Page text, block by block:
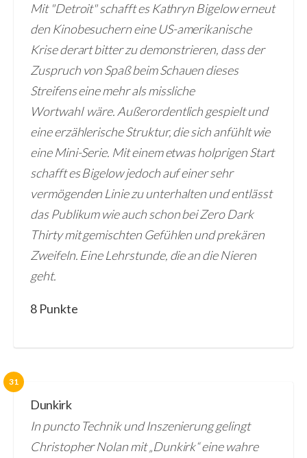
Mit "Detroit" schafft es Kathryn Bigelow erneut
den Kinobesuchern eine US-amerikanische
Krise derart bitter zu demonstrieren, dass der
Zuspruch von Spaß beim Schauen dieses
Streifens eine mehr als missliche
Wortwahl wäre. Außerordentlich gespielt und
eine erzählerische Struktur, die sich anfühlt wie
eine Mini-Serie. Mit einem etwas holprigen Start
schafft es Bigelow jedoch auf einer sehr
vermögenden Linie zu unterhalten und entlässt
das Publikum wie auch schon bei Zero Dark
Thirty mit gemischten Gefühlen und prekären
Zweifeln. Eine Lehrstunde, die an die Nieren
geht.
8 Punkte
31
Dunkirk
In puncto Technik und Inszenierung gelingt
Christopher Nolan mit „Dunkirk“ eine wahre